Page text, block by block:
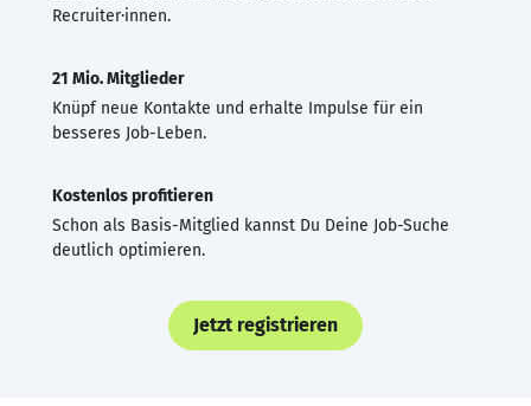
Recruiter·innen.
21 Mio. Mitglieder
Knüpf neue Kontakte und erhalte Impulse für ein
besseres Job-Leben.
Kostenlos profitieren
Schon als Basis-Mitglied kannst Du Deine Job-Suche
deutlich optimieren.
Jetzt registrieren